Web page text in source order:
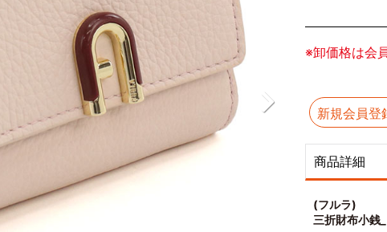
※卸価格は会
新規会員登
商品詳細
(フルラ)
三折財布小銭